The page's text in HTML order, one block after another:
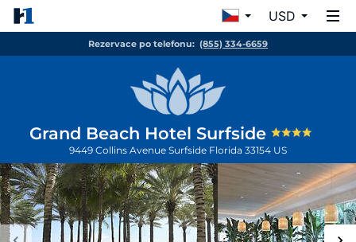
USD
Rezervace po telefonu: (855) 334-6659
Grand Beach Hotel Surfside
9449 Collins Avenue Surfside Florida 33154 US